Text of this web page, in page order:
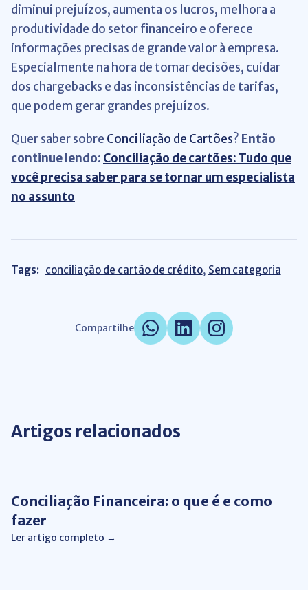
diminui prejuízos, aumenta os lucros, melhora a
produtividade do setor financeiro e oferece
informações precisas de grande valor à empresa.
Especialmente na hora de tomar decisões, cuidar
dos chargebacks e das inconsistências de tarifas,
que podem gerar grandes prejuízos.
Quer saber sobre Conciliação de Cartões? Então
continue lendo: Conciliação de cartões: Tudo que
você precisa saber para se tornar um especialista
no assunto
Tags: conciliação de cartão de crédito, Sem categoria
Compartilhe
Artigos relacionados
Conciliação Financeira: o que é e como
fazer
Ler artigo completo →